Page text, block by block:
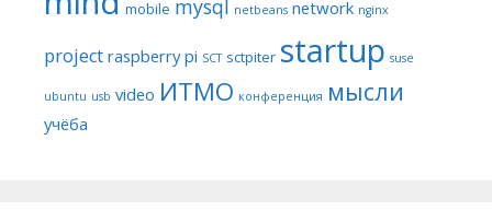
mobile mysql netbeans network nginx
project raspberry pi SCT sctpiter startup suse
ubuntu usb video ИТМО конференция мысли
учёба